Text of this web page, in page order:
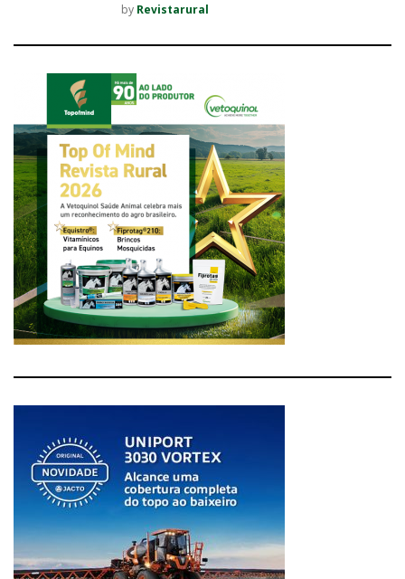
by Revistarural